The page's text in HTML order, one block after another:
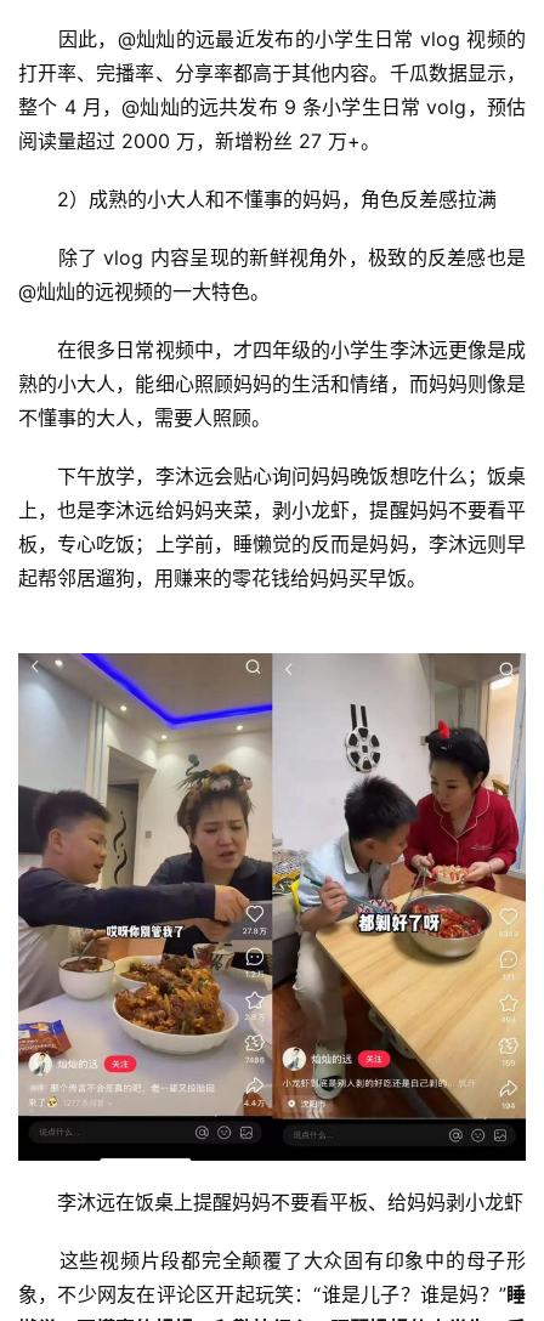
因此，@灿灿的远最近发布的小学生日常 vlog 视频的
打开率、完播率、分享率都高于其他内容。千瓜数据显示，
整个 4 月，@灿灿的远共发布 9 条小学生日常 volg，预估
阅读量超过 2000 万，新增粉丝 27 万+。
2）成熟的小大人和不懂事的妈妈，角色反差感拉满
除了 vlog 内容呈现的新鲜视角外，极致的反差感也是
@灿灿的远视频的一大特色。
在很多日常视频中，才四年级的小学生李沐远更像是成
熟的小大人，能细心照顾妈妈的生活和情绪，而妈妈则像是
不懂事的大人，需要人照顾。
下午放学，李沐远会贴心询问妈妈晚饭想吃什么；饭桌
上，也是李沐远给妈妈夹菜，剥小龙虾，提醒妈妈不要看平
板，专心吃饭；上学前，睡懒觉的反而是妈妈，李沐远则早
起帮邻居遛狗，用赚来的零花钱给妈妈买早饭。
李沐远在饭桌上提醒妈妈不要看平板、给妈妈剥小龙虾
这些视频片段都完全颠覆了大众固有印象中的母子形
象，不少网友在评论区开起玩笑：“谁是儿子？谁是妈？”睡